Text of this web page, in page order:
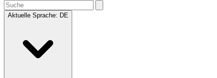
Aktuelle Sprache: DE